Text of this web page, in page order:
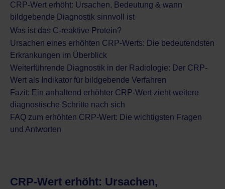
CRP-Wert erhöht: Ursachen, Bedeutung & wann
bildgebende Diagnostik sinnvoll ist
Was ist das C-reaktive Protein?
Ursachen eines erhöhten CRP-Werts: Die bedeutendsten
Erkrankungen im Überblick
Weiterführende Diagnostik in der Radiologie: Der CRP-
Wert als Indikator für bildgebende Verfahren
Fazit: Ein anhaltend erhöhter CRP-Wert zieht weitere
diagnostische Schritte nach sich
FAQ zum erhöhten CRP-Wert: Die wichtigsten Fragen
und Antworten
CRP-Wert erhöht: Ursachen,